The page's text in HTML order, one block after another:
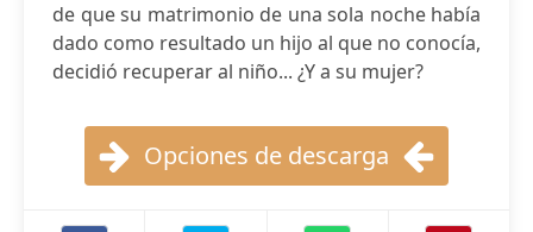
de que su matrimonio de una sola noche había
dado como resultado un hijo al que no conocía,
decidió recuperar al niño... ¿Y a su mujer?
Opciones de descarga